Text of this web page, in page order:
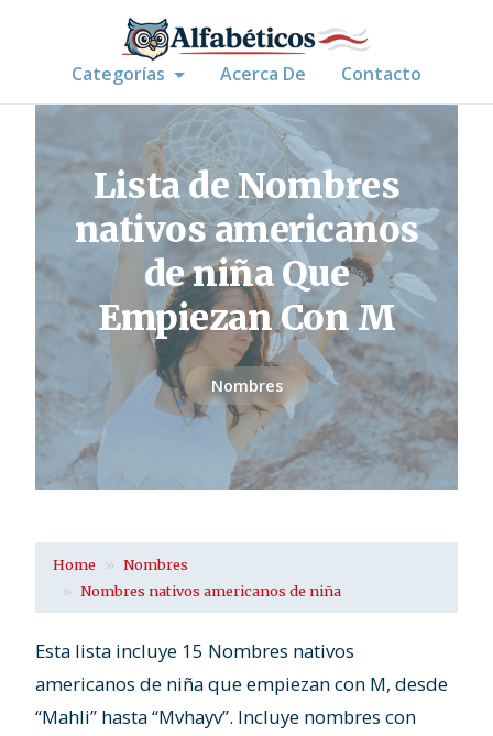
Categorías Acerca De Contacto
Lista de Nombres
nativos americanos
de niña Que
Empiezan Con M
Nombres
Home
Nombres
Nombres nativos americanos de niña
Esta lista incluye 15 Nombres nativos
americanos de niña que empiezan con M, desde
“Mahli” hasta “Mvhayv”. Incluye nombres con